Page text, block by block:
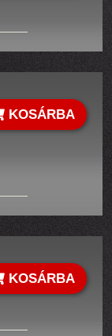
KOSÁRBA
KOSÁRBA